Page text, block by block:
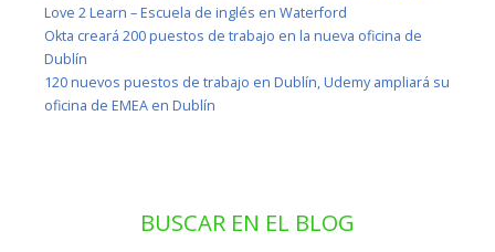
Love 2 Learn – Escuela de inglés en Waterford
Okta creará 200 puestos de trabajo en la nueva oficina de
Dublín
120 nuevos puestos de trabajo en Dublín, Udemy ampliará su
oficina de EMEA en Dublín
BUSCAR EN EL BLOG